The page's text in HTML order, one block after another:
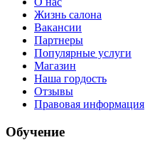
Жизнь салона
Вакансии
Партнеры
Популярные услуги
Магазин
Наша гордость
Отзывы
Правовая информация
Обучение